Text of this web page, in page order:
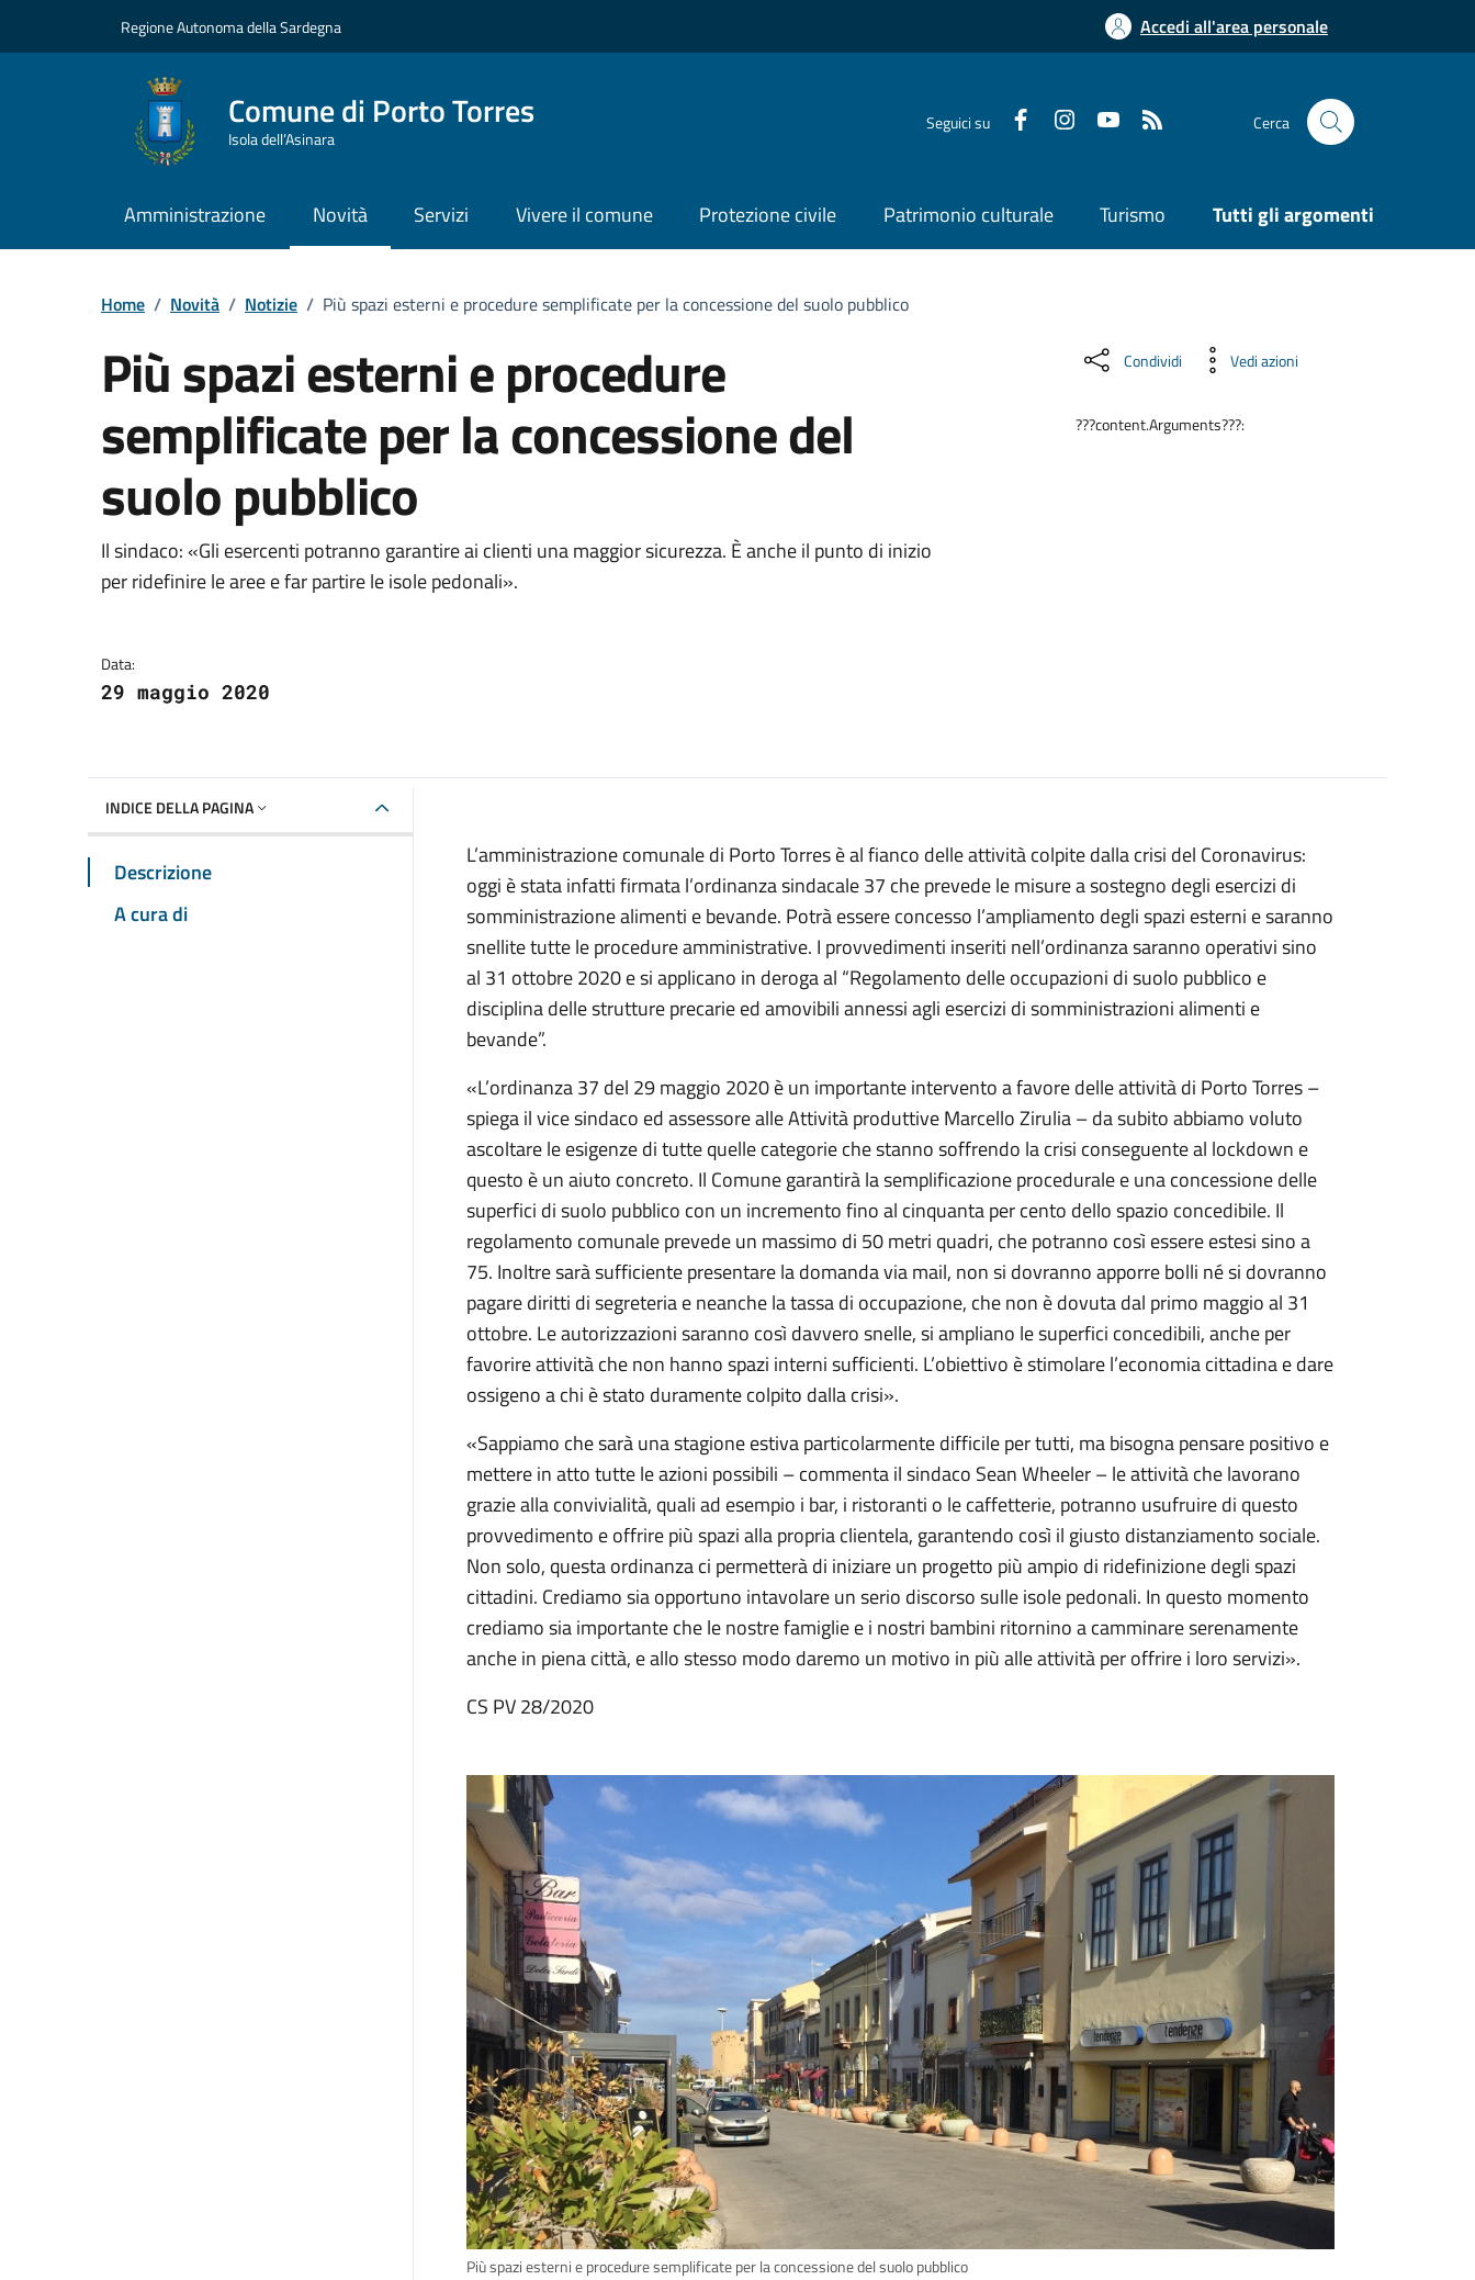
Regione Autonoma della Sardegna Accedi all'area personale
Comune di Porto Torres
Isola dell’Asinara
Seguici su Cerca
Amministrazione Novità Servizi Vivere il comune Protezione civile Patrimonio culturale Turismo Tutti gli argomenti
Home / Novità / Notizie / Più spazi esterni e procedure semplificate per la concessione del suolo pubblico
Più spazi esterni e procedure
semplificate per la concessione del
suolo pubblico
Dettagli della notizia
Il sindaco: «Gli esercenti potranno garantire ai clienti una maggior sicurezza. È anche il punto di inizio
per ridefinire le aree e far partire le isole pedonali».
Data:
29 maggio 2020
Condividi Vedi azioni
???content.Arguments???:
INDICE DELLA PAGINA
Descrizione
A cura di
L’amministrazione comunale di Porto Torres è al fianco delle attività colpite dalla crisi del Coronavirus:
oggi è stata infatti firmata l’ordinanza sindacale 37 che prevede le misure a sostegno degli esercizi di
somministrazione alimenti e bevande. Potrà essere concesso l’ampliamento degli spazi esterni e saranno
snellite tutte le procedure amministrative. I provvedimenti inseriti nell’ordinanza saranno operativi sino
al 31 ottobre 2020 e si applicano in deroga al “Regolamento delle occupazioni di suolo pubblico e
disciplina delle strutture precarie ed amovibili annessi agli esercizi di somministrazioni alimenti e
bevande”.
«L’ordinanza 37 del 29 maggio 2020 è un importante intervento a favore delle attività di Porto Torres –
spiega il vice sindaco ed assessore alle Attività produttive Marcello Zirulia – da subito abbiamo voluto
ascoltare le esigenze di tutte quelle categorie che stanno soffrendo la crisi conseguente al lockdown e
questo è un aiuto concreto. Il Comune garantirà la semplificazione procedurale e una concessione delle
superfici di suolo pubblico con un incremento fino al cinquanta per cento dello spazio concedibile. Il
regolamento comunale prevede un massimo di 50 metri quadri, che potranno così essere estesi sino a
75. Inoltre sarà sufficiente presentare la domanda via mail, non si dovranno apporre bolli né si dovranno
pagare diritti di segreteria e neanche la tassa di occupazione, che non è dovuta dal primo maggio al 31
ottobre. Le autorizzazioni saranno così davvero snelle, si ampliano le superfici concedibili, anche per
favorire attività che non hanno spazi interni sufficienti. L’obiettivo è stimolare l’economia cittadina e dare
ossigeno a chi è stato duramente colpito dalla crisi».
«Sappiamo che sarà una stagione estiva particolarmente difficile per tutti, ma bisogna pensare positivo e
mettere in atto tutte le azioni possibili – commenta il sindaco Sean Wheeler – le attività che lavorano
grazie alla convivialità, quali ad esempio i bar, i ristoranti o le caffetterie, potranno usufruire di questo
provvedimento e offrire più spazi alla propria clientela, garantendo così il giusto distanziamento sociale.
Non solo, questa ordinanza ci permetterà di iniziare un progetto più ampio di ridefinizione degli spazi
cittadini. Crediamo sia opportuno intavolare un serio discorso sulle isole pedonali. In questo momento
crediamo sia importante che le nostre famiglie e i nostri bambini ritornino a camminare serenamente
anche in piena città, e allo stesso modo daremo un motivo in più alle attività per offrire i loro servizi».
CS PV 28/2020
Più spazi esterni e procedure semplificate per la concessione del suolo pubblico